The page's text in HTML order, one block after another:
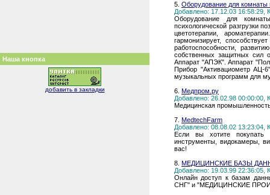
Наша кнопка
добавить в закладки
5. Оборудование для комнаты
Добавлено: 17.12.03 16:58:29,
Оборудование для
психологической разгрузки
цветотерапии,
гармонизирует,
работоспособности,
собственных защитных сил
Аппарат "АПЭК". Аппарат
Прибор "Активациометр АЦ-
музыкальных программ для
6. Медпром.ру
Добавлено: 26.02.98 00:00:00,
Медицинская
7. MedtechFarm
Добавлено: 08.08.02 13:23:04,
Если вы хотите покупать
инструменты, видокамеры,
вас!
8. МЕДИЦИНСКИЕ БАЗЫ
Добавлено: 19.03.99 22:36:05,
Онлайн доступ к базам
СНГ" и "МЕДИЦИНСКИЕ